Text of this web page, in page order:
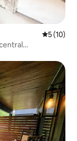
5 av 5 i
5 (10)